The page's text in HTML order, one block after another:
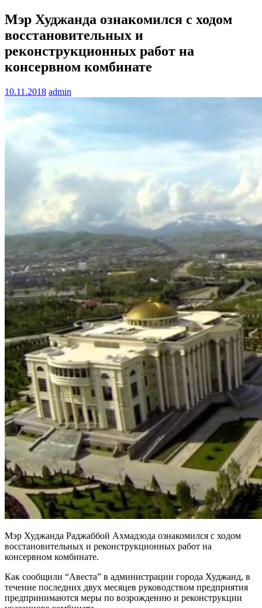
Мэр Худжанда ознакомился с ходом
восстановительных и
реконструкционных работ на
консервном комбинате
10.11.2018 admin
Мэр Худжанда Раджаббой Ахмадзода ознакомился с ходом
восстановительных и реконструкционных работ на
консервном комбинате.
Как сообщили “Авеста” в администрации города Худжанд, в
течение последних двух месяцев руководством предприятия
предпринимаются меры по возрождению и реконструкции